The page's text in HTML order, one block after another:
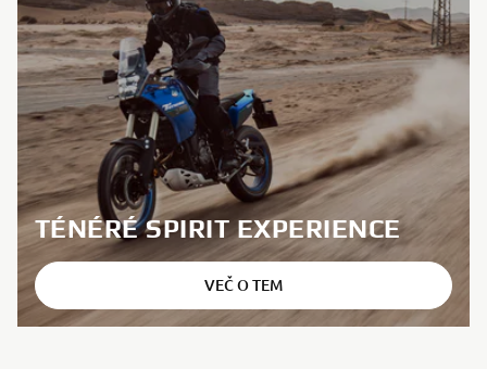
TÉNÉRÉ SPIRIT EXPERIENCE
VEČ O TEM